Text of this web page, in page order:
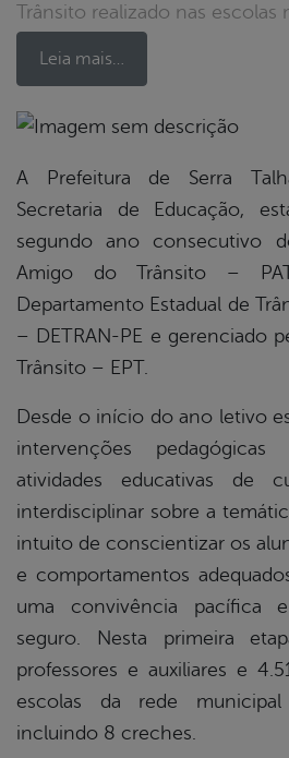
Trânsito realizado nas escolas
Leia mais…
A Prefeitura de Serra
Secretaria de Educação,
segundo ano consecutivo
Amigo do Trânsito –
Departamento Estadual de
– DETRAN-PE e gerenciado
Trânsito – EPT.
Desde o início do ano letivo
intervenções
atividades educativas de
interdisciplinar sobre a
intuito de conscientizar os
e comportamentos
uma convivência pacífica
seguro. Nesta primeira
professores e auxiliares e
escolas da rede
incluindo 8 creches.